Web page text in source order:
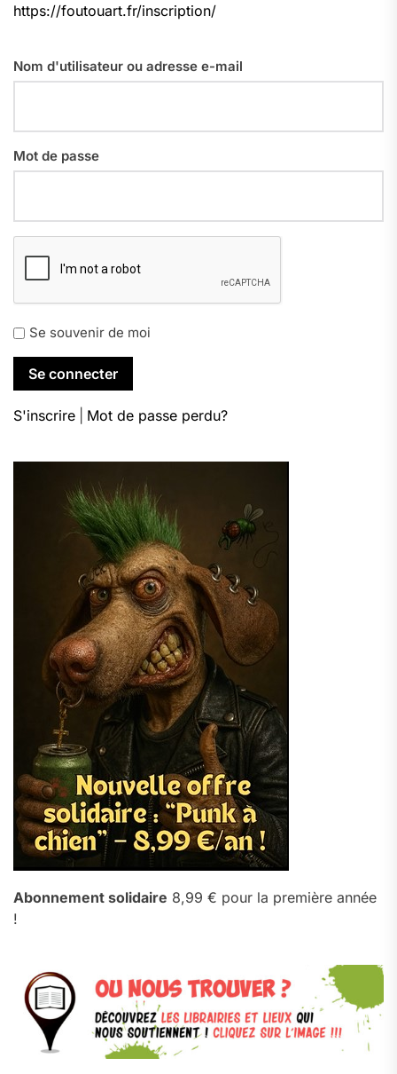
https://foutouart.fr/inscription/
Nom d'utilisateur ou adresse e-mail
Mot de passe
Se souvenir de moi
S'inscrire Mot de passe perdu?
Abonnement solidaire 8,99 € pour la première année
!